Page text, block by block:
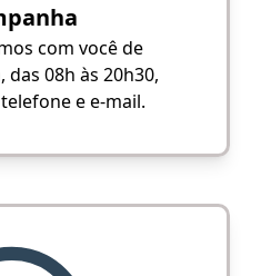
com você de
das 08h às 20h30,
e e-mail.